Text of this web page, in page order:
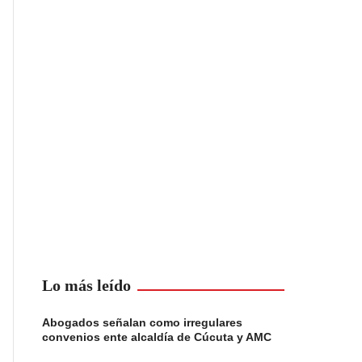
Lo más leído
Abogados señalan como irregulares
convenios ente alcaldía de Cúcuta y AMC